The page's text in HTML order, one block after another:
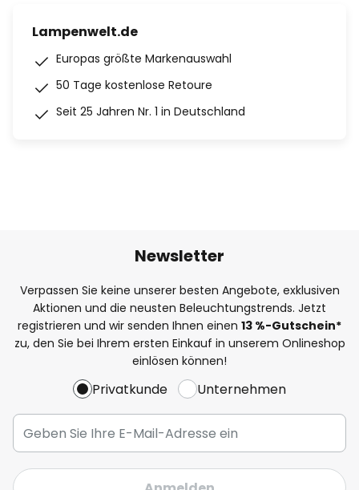
Lampenwelt.de
Europas größte Markenauswahl
50 Tage kostenlose Retoure
Seit 25 Jahren Nr. 1 in Deutschland
Newsletter
Verpassen Sie keine unserer besten Angebote, exklusiven
Aktionen und die neusten Beleuchtungstrends. Jetzt
registrieren und wir senden Ihnen einen 13 %-Gutschein*
zu, den Sie bei Ihrem ersten Einkauf in unserem Onlineshop
einlösen können!
Privatkunde Unternehmen